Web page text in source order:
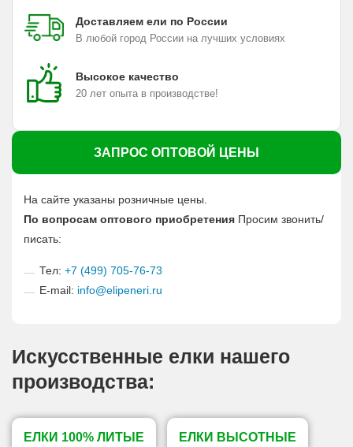
Доставляем ели по России
В любой город России на лучших условиях
Высокое качество
20 лет опыта в производстве!
ЗАПРОС ОПТОВОЙ ЦЕНЫ
На сайте указаны розничные цены.
По вопросам оптового приобретения Просим звонить/
писать:
Тел: +7 (499) 705-76-73
E-mail: info@elipeneri.ru
Искусственные елки нашего
производства:
ЕЛКИ 100% ЛИТЫЕ ЕЛКИ ВЫСОТНЫЕ